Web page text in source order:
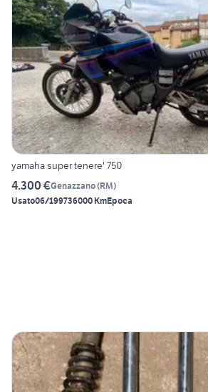
yamaha super tenere' 750
4.300 €Genazzano(RM)
Usato06/199736000 KmEpoca